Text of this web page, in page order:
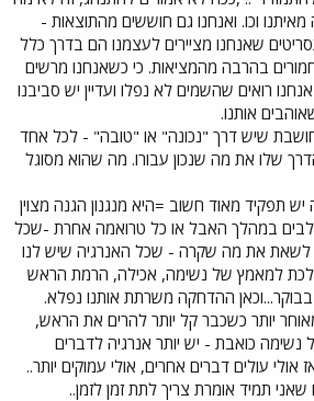
וכו. ואנחנו גם חוששים מהתוצאות -
שאנחנו מציירים לעצמנו הם בדרך כלל
בהרבה מהמציאות. כי כשאנחנו מרשים
רואים שהשמים לא נפלו ועדיין יש סביבנו
אותנו.
שיש דרך "נכונה" או "טובה" - לכל אחד
שלו את מה שנכון עבורו. מה שהוא מסוגל
תפקיד מאוד חשוב =היא מנגנון הגנה מצוין
במהלך האבל או כל טרואמה אחרת -שכל
את מה שקרה - שכל האנרגיה שיש לנו
למאמץ של נשימה, אכילה, הרמת הראש
ההדחקה משרתת אותנו נפלא.
יותר כשכבר קל יותר להרים את הראש,
נשימה כואבת - יש יותר אנרגיה לדברים
אולי עולים דברים אחרים, אולי עמוקים יותר..
תמיד אומרת צריך לתת זמן לזמן..